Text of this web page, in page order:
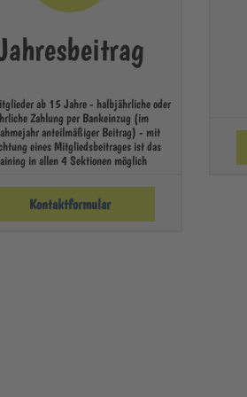
ab 15 Jahre - halbjährliche oder
Zahlung per Bankeinzug (im
anteilmäßiger Beitrag) - mit
eines Mitgliedsbeitrages ist das
in allen 4 Sektionen möglich
Kontaktformular